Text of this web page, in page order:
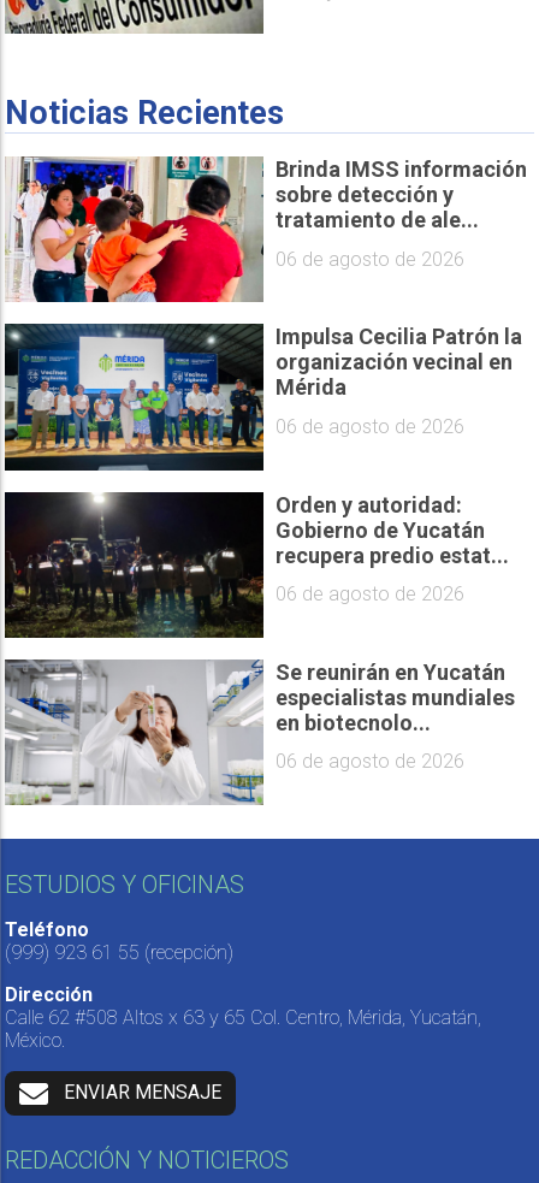
Noticias Recientes
Brinda IMSS información
sobre detección y
tratamiento de ale...
06 de agosto de 2026
Impulsa Cecilia Patrón la
organización vecinal en
Mérida
06 de agosto de 2026
Orden y autoridad:
Gobierno de Yucatán
recupera predio estat...
06 de agosto de 2026
Se reunirán en Yucatán
especialistas mundiales
en biotecnolo...
06 de agosto de 2026
ESTUDIOS Y OFICINAS
Teléfono
(999) 923 61 55 (recepción)
Dirección
Calle 62 #508 Altos x 63 y 65 Col. Centro, Mérida, Yucatán,
México.
ENVIAR MENSAJE
REDACCIÓN Y NOTICIEROS